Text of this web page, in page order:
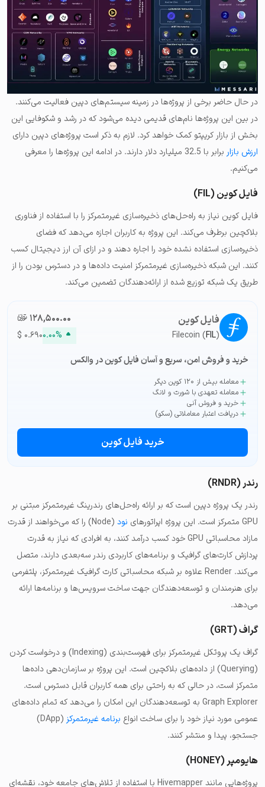
در حال حاضر برخی از پروژه‌ها در زمینه سیستم‌های دپین فعالیت می‌کنند.
در بین این پروژه‌ها نام‌های قدیمی دیده می‌شود که در رشد و شکوفایی این
بخش از بازار کریپتو کمک خواهد کرد. لازم به ذکر است پروژه‌های دپین دارای
ارزش بازار
برابر با 32.5 میلیارد دلار دارند. در ادامه این پروژه‌ها را معرفی
می‌کنیم.
فایل کوین (FIL)
فایل کوین نیاز به راه‌حل‌های ذخیره‌سازی غیرمتمرکز را با استفاده از فناوری
بلاکچین برطرف می‌کند. این پروژه به کاربران اجازه می‌دهد که فضای
ذخیره‌سازی استفاده نشده خود را اجاره دهند و در ازای آن ارز دیجیتال کسب
کنند. این شبکه ذخیره‌سازی غیرمتمرکز امنیت داده‌ها و در دسترس بودن را از
طریق یک شبکه توزیع شده از ارائه‌دهندگان تضمین می‌کند.
فایل کوین
Filecoin (FIL)
۱۲۸,۵۰۰.۰۰تومان-ء
$ ۰.۶۹۰۰.۰۰%
خرید و فروش امن، سریع و آسان فایل کوین در والکس
معامله بیش از ۱۲۰ کوین دیگر
معامله تعهدی با شورت و لانگ
خرید و فروش آنی
دریافت اعتبار معاملاتی (سکو)
خرید فایل کوین
رندر (RNDR)
رندر یک پروژه دپین است که بر ارائه راه‌حل‌های رندرینگ غیرمتمرکز مبتنی بر
GPU متمرکز است. این پروژه اپراتورهای
نود
(Node) را که می‌خواهند از قدرت
مازاد محاسباتی GPU خود کسب درآمد کنند، به افرادی که نیاز به قدرت
پردازش کارت‌های گرافیک و برنامه‌های کاربردی رندر سه‌بعدی دارند، متصل
می‌کند. Render علاوه بر شبکه محاسباتی کارت گرافیک غیرمتمرکز، پلتفرمی
برای هنرمندان و توسعه‌دهندگان جهت ساخت سرویس‌ها و برنامه‌ها ارائه
می‌دهد.
گراف (GRT)
گراف یک پروتکل غیرمتمرکز برای فهرست‌بندی (Indexing) و درخواست کردن
(Querying) از داده‌های بلاکچین است. این پروژه بر سازمان‌دهی داده‌ها
متمرکز است، در حالی که به راحتی برای همه کاربران قابل دسترس است.
Graph Explorer به توسعه‌دهندگان این امکان را می‌دهد که تمام داده‌های
عمومی مورد نیاز خود را برای ساخت انواع برنامه غیرمتمرکز
(DApp)
جستجو، پیدا و منتشر کنند.
هایومپر (HONEY)
پروژه‌هایی مانند Hivemapper با استفاده از تلاش‌های جامعه خود، نقشه‌ای